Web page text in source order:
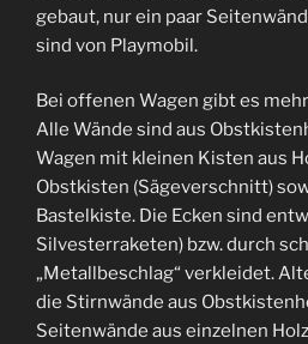
gebaut, nur ein paar
sind von Playmobil.
Bei offenen Wagen gibt es
Alle Wände sind aus
Wagen mit kleinen Kisten aus
Obstkisten (Sägeverschnitt)
Bastelkiste. Die Ecken sind
Silvesterraketen) bzw. durch
„Metallbeschlag“ verkleidet.
die Stirnwände aus
Seitenwände aus einzelnen